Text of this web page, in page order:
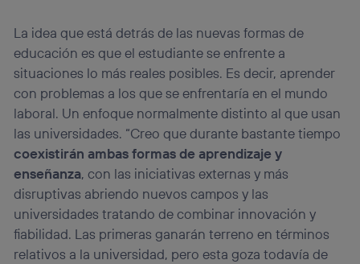
La idea que está detrás de las nuevas formas de
educación es que el estudiante se enfrente a
situaciones lo más reales posibles. Es decir, aprender
con problemas a los que se enfrentaría en el mundo
laboral. Un enfoque normalmente distinto al que usan
las universidades. “Creo que durante bastante tiempo
coexistirán ambas formas de aprendizaje y
enseñanza, con las iniciativas externas y más
disruptivas abriendo nuevos campos y las
universidades tratando de combinar innovación y
fiabilidad. Las primeras ganarán terreno en términos
relativos a la universidad, pero esta goza todavía de